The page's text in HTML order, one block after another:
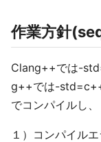
作業方針
Clang++では-
g++では-
でコンパイルし、
１）コンパイル